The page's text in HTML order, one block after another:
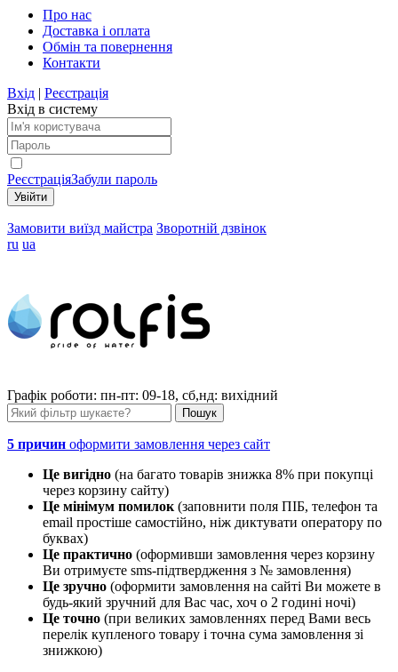
Про нас
Доставка і оплата
Обмін та повернення
Контакти
Вхід | Реєстрація
Вхід в систему
РеєстраціяЗабули пароль
Замовити виїзд майстра Зворотній дзвінок
ru ua
Графік роботи: пн-пт: 09-18, сб,нд: вихідний
5 причин оформити замовлення через сайт
Це вигідно (на багато товарів знижка 8% при покупці
через корзину сайту)
Це мінімум помилок (заповнити поля ПІБ, телефон та
email простіше самостійно, ніж диктувати оператору по
буквах)
Це практично (оформивши замовлення через корзину
Ви отримуєте sms-підтвердження з № замовлення)
Це зручно (оформити замовлення на сайті Ви можете в
будь-який зручний для Вас час, хоч о 2 годині ночі)
Це точно (при великих замовленнях перед Вами весь
перелік купленого товару і точна сума замовлення зі
знижкою)